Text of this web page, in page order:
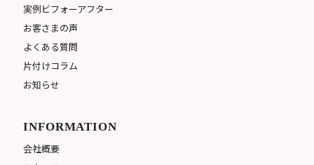
実例ビフォーアフター
お客さまの声
よくある質問
片付けコラム
お知らせ
INFORMATION
会社概要